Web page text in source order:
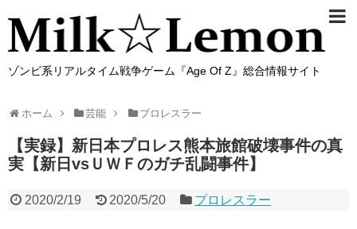
ゾンビ系リアルタイム戦争ゲーム『Age Of Z』総合情報サイト
ホーム 芸能 プロレスラー
【実録】新日本プロレス熊本旅館破壊事件の真
実【新日vsＵＷＦのガチ乱闘事件】
2020/2/19 2020/5/20 プロレスラー